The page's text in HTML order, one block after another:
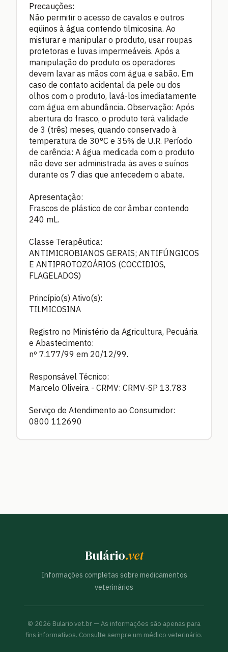
Precauções:
Não permitir o acesso de cavalos e outros
eqüinos à água contendo tilmicosina. Ao
misturar e manipular o produto, usar roupas
protetoras e luvas impermeáveis. Após a
manipulação do produto os operadores
devem lavar as mãos com água e sabão. Em
caso de contato acidental da pele ou dos
olhos com o produto, lavá-los imediatamente
com água em abundância. Observação: Após
abertura do frasco, o produto terá validade
de 3 (três) meses, quando conservado à
temperatura de 30°C e 35% de U.R. Período
de carência: A água medicada com o produto
não deve ser administrada às aves e suínos
durante os 7 dias que antecedem o abate.
Apresentação:
Frascos de plástico de cor âmbar contendo
240 mL.
Classe Terapêutica:
ANTIMICROBIANOS GERAIS; ANTIFÚNGICOS
E ANTIPROTOZOÁRIOS (COCCIDIOS,
FLAGELADOS)
Princípio(s) Ativo(s):
TILMICOSINA
Registro no Ministério da Agricultura, Pecuária
e Abastecimento:
nº 7.177/99 em 20/12/99.
Responsável Técnico:
Marcelo Oliveira - CRMV: CRMV-SP 13.783
Serviço de Atendimento ao Consumidor:
0800 112690
Bulário.vet
Informações completas sobre medicamentos
veterinários
© 2026 Bulario.vet.br — As informações são apenas para
fins informativos. Consulte sempre um médico veterinário.